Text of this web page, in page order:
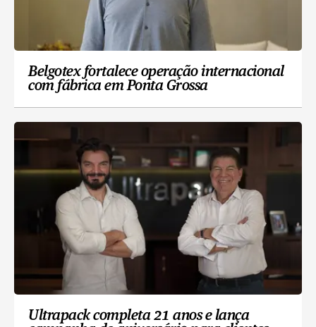
Belgotex fortalece operação internacional
com fábrica em Ponta Grossa
Ultrapack completa 21 anos e lança